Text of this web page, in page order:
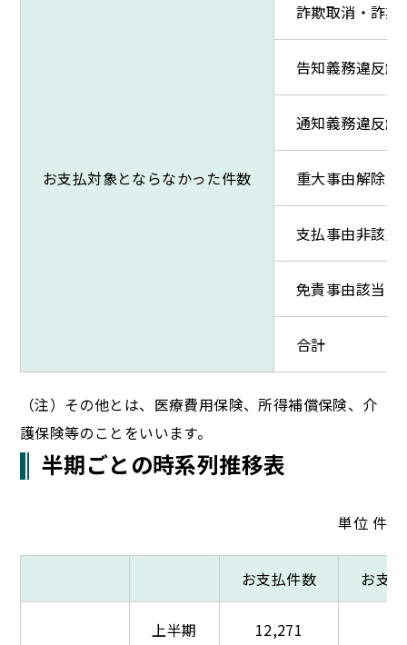
お支払対象とならなかった件数
詐欺取消・詐欺
告知義務違反解
通知義務違反解
重大事由解除
支払事由非該当
免責事由該当
合計
（注）その他とは、医療費用保険、所得補償保険、介
護保険等のことをいいます。
半期ごとの時系列推移表
単位 件
お支払件数 お支
上半期 12,271